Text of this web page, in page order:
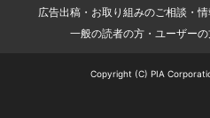
広告出稿・お取り組みのご相談・
一般の読者の方・ユーザー
Copyright (C) PIA